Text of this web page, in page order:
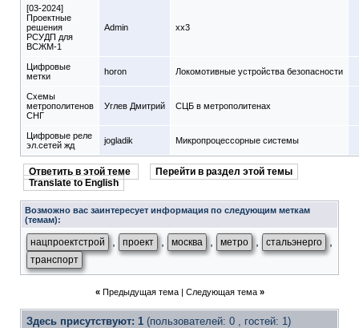
[03-2024]
Проектные
решения
РСУДП для
ВСЖМ-1
Admin xx3
Цифровые
метки
horon Локомотивные устройства безопасности
Схемы
метрополитенов
СНГ
Углев Дмитрий СЦБ в метрополитенах
Цифровые реле
эл.сетей жд
jogladik Микропроцессорные системы
Ответить в этой теме
Перейти в раздел этой темы
Translate to English
Возможно вас заинтересует информация по следующим меткам
(темам):
нацпроектстрой проект москва метро стальэнерго
транспорт
« Предыдущая тема| Следующая тема »
Здесь присутствуют: 1 (пользователей: 0 , гостей: 1)